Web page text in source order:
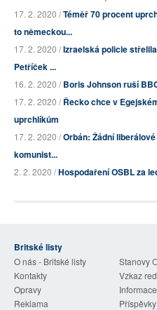
17. 2. 2020 /Téměř 70 procent
to německou...
17. 2. 2020 /Izraelská policie
Petříček ...
16. 2. 2020 /Boris Johnson ruší
17. 2. 2020 /Řecko chce v
uprchlíkům
17. 2. 2020 /Orbán: Žádní
komunist...
2. 2. 2020 /Hospodaření OSBL za
Britské listy
O nás - Britské listy
Stanovy
Kontakty
Vzkaz
Opravy
Reklama
Příspěvky